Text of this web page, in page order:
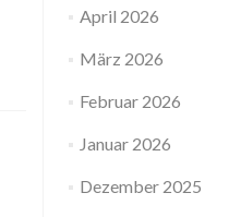
April 2026
März 2026
Februar 2026
Januar 2026
Dezember 2025